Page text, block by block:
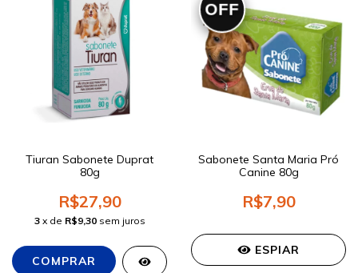
Tiuran Sabonete Duprat
80g
R$27,90
3 x de R$9,30 sem juros
OFF
Sabonete Santa Maria Pró
Canine 80g
R$7,90
ESPIAR